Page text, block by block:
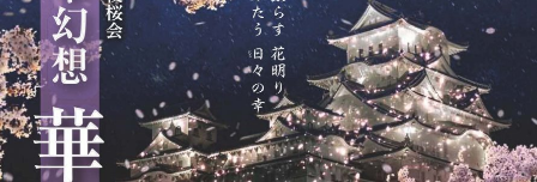
グ
OUR